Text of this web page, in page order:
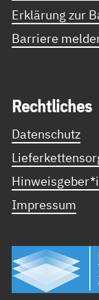
Erklärung zur
Barriere
Recht­li­ches
Datenschutz
Impressum